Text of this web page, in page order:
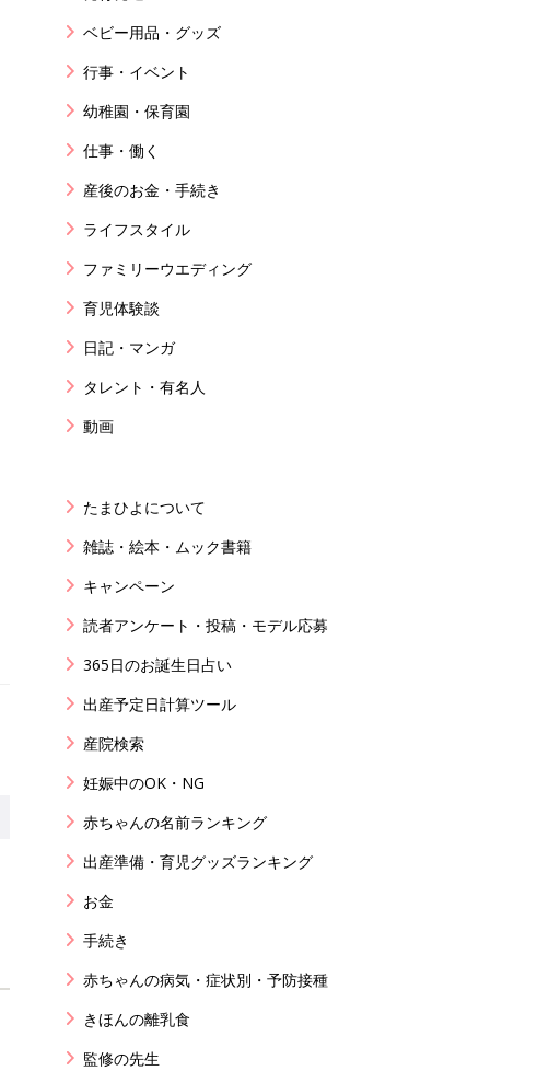
ベビー用品・グッズ
行事・イベント
幼稚園・保育園
仕事・働く
産後のお金・手続き
ライフスタイル
ファミリーウエディング
育児体験談
日記・マンガ
タレント・有名人
動画
たまひよについて
雑誌・絵本・ムック書籍
キャンペーン
読者アンケート・投稿・モデル応募
365日のお誕生日占い
出産予定日計算ツール
産院検索
妊娠中のOK・NG
赤ちゃんの名前ランキング
出産準備・育児グッズランキング
お金
手続き
赤ちゃんの病気・症状別・予防接種
きほんの離乳食
監修の先生